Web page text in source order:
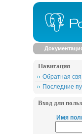
Навигация
Обратная
Последние
Вход для
Имя